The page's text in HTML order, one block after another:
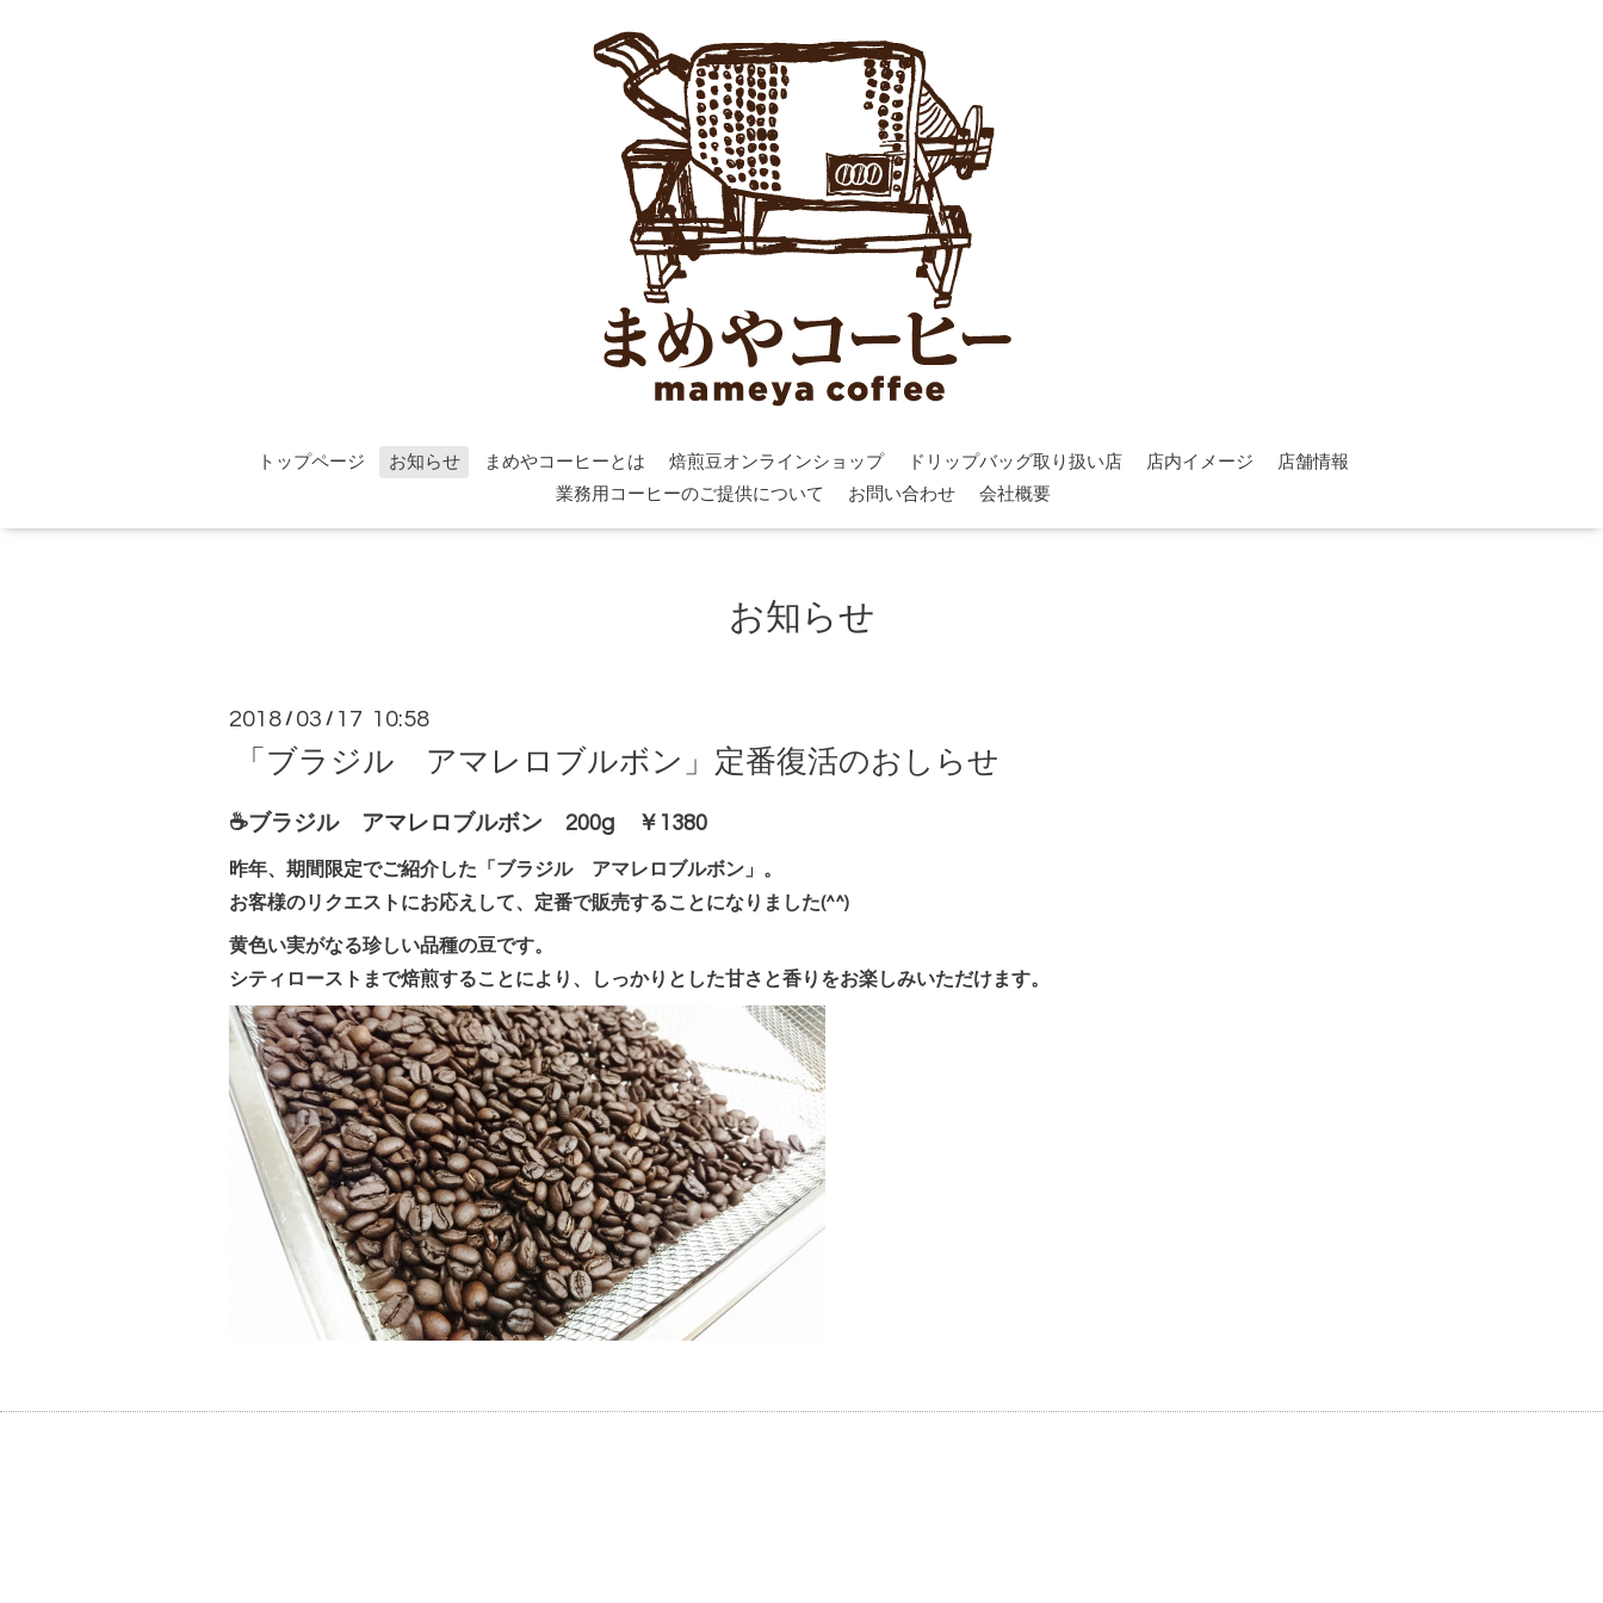
トップページ お知らせ まめやコーヒーとは 焙煎豆オンラインショップ ドリップバッグ取り扱い店 店内イメージ
店舗情報
業務用コーヒーのご提供について
お問い合わせ 会社概要
お知らせ
2018 / 03 / 17 10:58
「ブラジル アマレロブルボン」定番復活のおしらせ
☕ブラジル アマレロブルボン 200g ￥1380
昨年、期間限定でご紹介した「ブラジル アマレロブルボン」。
お客様のリクエストにお応えして、定番で販売することになりました(^^)
黄色い実がなる珍しい品種の豆です。
シティローストまで焙煎することにより、しっかりとした甘さと香りをお楽しみいただけます。